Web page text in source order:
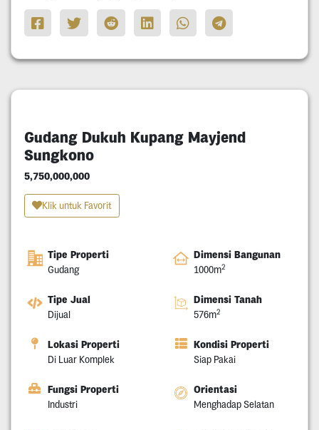
Gudang Dukuh Kupang Mayjend
Sungkono
5,750,000,000
Klik untuk Favorit
Tipe Properti
Gudang
Dimensi Bangunan
1000m2
Tipe Jual
Dijual
Dimensi Tanah
576m2
Lokasi Properti
Di Luar Komplek
Kondisi Properti
Siap Pakai
Fungsi Properti
Industri
Orientasi
Menghadap Selatan